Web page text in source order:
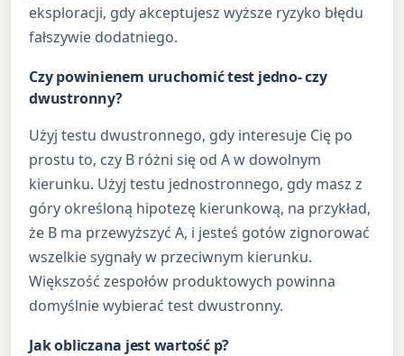
eksploracji, gdy akceptujesz wyższe ryzyko błędu
fałszywie dodatniego.
Czy powinienem uruchomić test jedno- czy
dwustronny?
Użyj testu dwustronnego, gdy interesuje Cię po
prostu to, czy B różni się od A w dowolnym
kierunku. Użyj testu jednostronnego, gdy masz z
góry określoną hipotezę kierunkową, na przykład,
że B ma przewyższyć A, i jesteś gotów zignorować
wszelkie sygnały w przeciwnym kierunku.
Większość zespołów produktowych powinna
domyślnie wybierać test dwustronny.
Jak obliczana jest wartość p?